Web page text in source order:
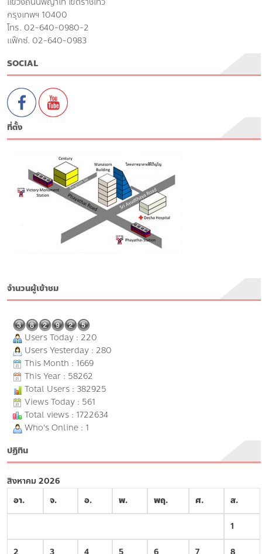
กรุงเทพฯ 10400
โทร. 02-640-0980-2
แฟ๊กซ์. 02-640-0983
SOCIAL
ที่ตั้ง
จำนวนผู้เข้าชม
Users Today : 220
Users Yesterday : 280
This Month : 1669
This Year : 58262
Total Users : 382925
Views Today : 561
Total views : 1722634
Who's Online : 1
ปฏิทิน
สิงหาคม 2026
อา.
จ. อ. พ. พฤ. ศ. ส.
1